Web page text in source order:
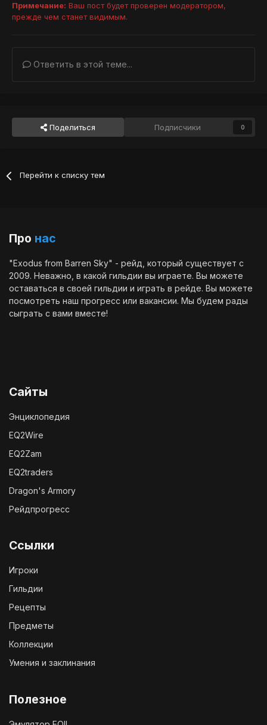
Примечание: Ваш пост будет проверен модератором,
прежде чем станет видимым.
Ответить в этой теме...
Поделиться Подписчики 0
Перейти к списку тем
Про нас
"Exodus from Barren Sky" - рейд, который существует с
2009. Неважно, в какой гильдии вы играете. Вы можете
оставаться в своей гильдии и играть в рейде. Вы можете
посмотреть наш прогресс или вакансии. Мы будем рады
сыграть с вами вместе!
Сайты
Энциклопедия
EQ2Wire
EQ2Zam
EQ2traders
Dragon's Armory
Рейдпрогресс
Ссылки
Игроки
Гильдии
Рецепты
Предметы
Коллекции
Умения и заклинания
Полезное